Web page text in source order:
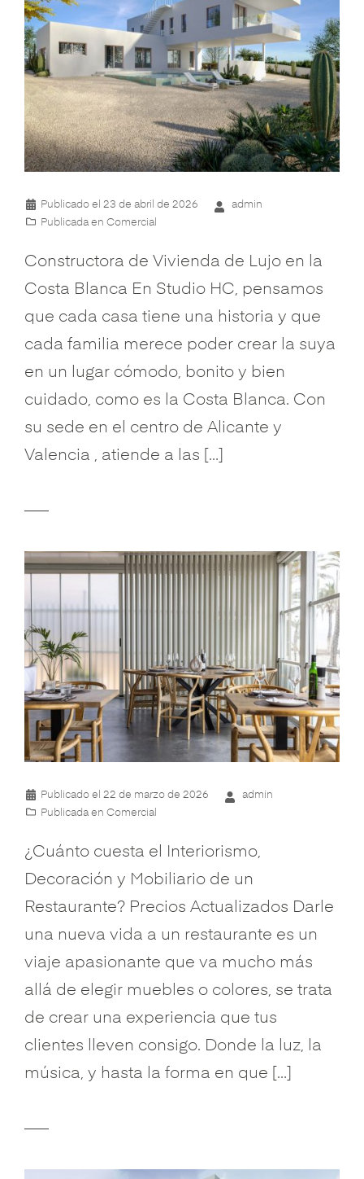
Publicado el 23 de abril de 2026
admin
Publicada en Comercial
Constructora de Vivienda de Lujo en la
Costa Blanca En Studio HC, pensamos
que cada casa tiene una historia y que
cada familia merece poder crear la suya
en un lugar cómodo, bonito y bien
cuidado, como es la Costa Blanca. Con
su sede en el centro de Alicante y
Valencia , atiende a las […]
Publicado el 22 de marzo de 2026
admin
Publicada en Comercial
¿Cuánto cuesta el Interiorismo,
Decoración y Mobiliario de un
Restaurante? Precios Actualizados Darle
una nueva vida a un restaurante es un
viaje apasionante que va mucho más
allá de elegir muebles o colores, se trata
de crear una experiencia que tus
clientes lleven consigo. Donde la luz, la
música, y hasta la forma en que […]